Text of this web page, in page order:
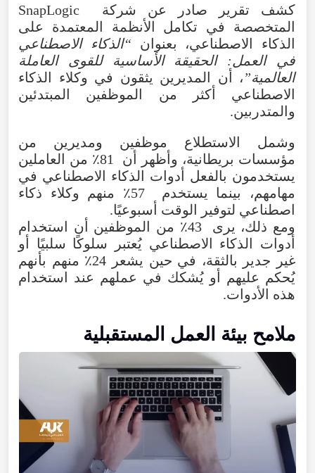
كشف تقرير صادر عن شركة SnapLogic
المتخصصة في تكامل الأنظمة المعتمدة على
الذكاء الاصطناعي، بعنوان “الذكاء الاصطناعي
في العمل: الحقيقة الأساسية للقوى العاملة
العالمية”، أن المديرين يثقون في وكلاء الذكاء
الاصطناعي أكثر من الموظفين المبتدئين
والمتدربين.
وشمل الاستطلاع موظفين ومديرين من
مؤسسات بريطانية، وأظهر أن 81٪ من العاملين
يستخدمون بالفعل أدوات الذكاء الاصطناعي في
مهامهم، بينما يستخدم 57٪ منهم وكلاء ذكاء
اصطناعي لتوفير الوقت أسبوعيًا.
ومع ذلك، يرى 43٪ من الموظفين أن استخدام
أدوات الذكاء الاصطناعي يُعتبر سلوكًا سلبيًا أو
غير جدير بالثقة، في حين يشعر 24٪ منهم بأنهم
يُحكم عليهم أو يُشكك في عملهم عند استخدام
هذه الأدوات.
ملامح بيئة العمل المستقبلية